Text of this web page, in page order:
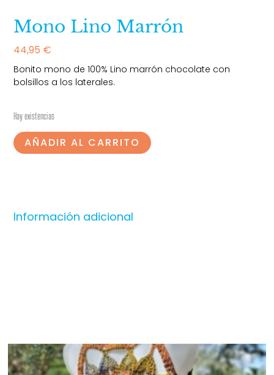
Mono Lino Marrón
44,95 €
Bonito mono de 100% Lino marrón chocolate con
bolsillos a los laterales.
Hay existencias
AÑADIR AL CARRITO
Información adicional